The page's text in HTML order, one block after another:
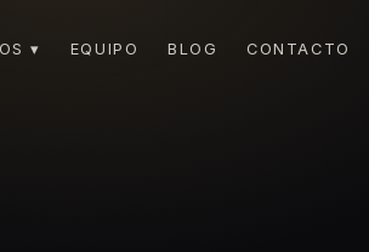
▾ EQUIPO BLOG CONTACTO